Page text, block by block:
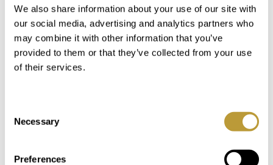
We also share information about your use of our site with
our social media, advertising and analytics partners who
may combine it with other information that you’ve
provided to them or that they’ve collected from your use
of their services.
Selection
Necessary
Preferences
aluminiumvinduer med termoruder
marmorgulve